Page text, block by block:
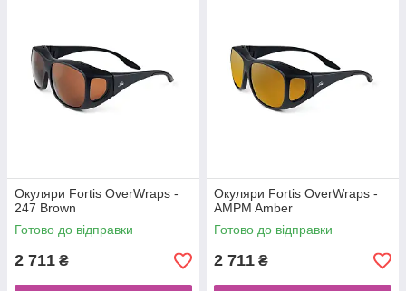
Окуляри Fortis OverWraps -
247 Brown
Готово до відправки
2 711 ₴
Окуляри Fortis OverWraps -
AMPM Amber
Готово до відправки
2 711 ₴